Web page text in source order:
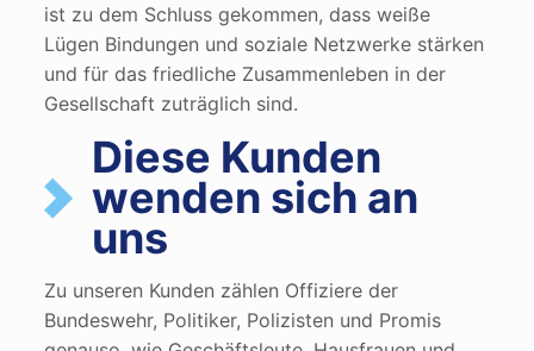
ist zu dem Schluss gekommen, dass weiße
Lügen Bindungen und soziale Netzwerke stärken
und für das friedliche Zusammenleben in der
Gesellschaft zuträglich sind.
Diese Kunden
wenden sich an
uns
Zu unseren Kunden zählen Offiziere der
Bundeswehr, Politiker, Polizisten und Promis